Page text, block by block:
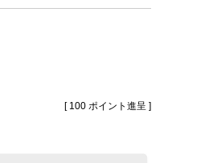
[ 100 ポイント進呈 ]